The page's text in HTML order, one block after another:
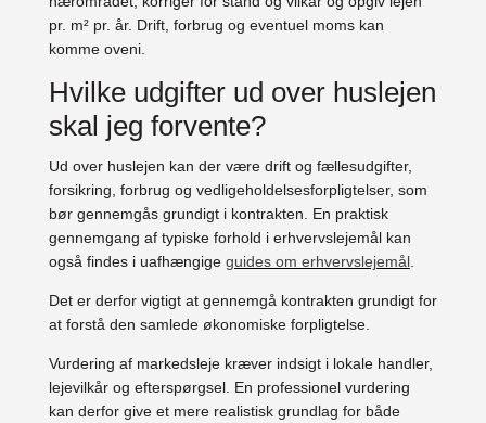
pr. m² pr. år. Drift, forbrug og eventuel moms kan
komme oveni.
Hvilke udgifter ud over huslejen
skal jeg forvente?
Ud over huslejen kan der være drift og fællesudgifter,
forsikring, forbrug og vedligeholdelsesforpligtelser, som
bør gennemgås grundigt i kontrakten. En praktisk
gennemgang af typiske forhold i erhvervslejemål kan
også findes i uafhængige guides om erhvervslejemål.
Det er derfor vigtigt at gennemgå kontrakten grundigt for
at forstå den samlede økonomiske forpligtelse.
Vurdering af markedsleje kræver indsigt i lokale handler,
lejevilkår og efterspørgsel. En professionel vurdering
kan derfor give et mere realistisk grundlag for både